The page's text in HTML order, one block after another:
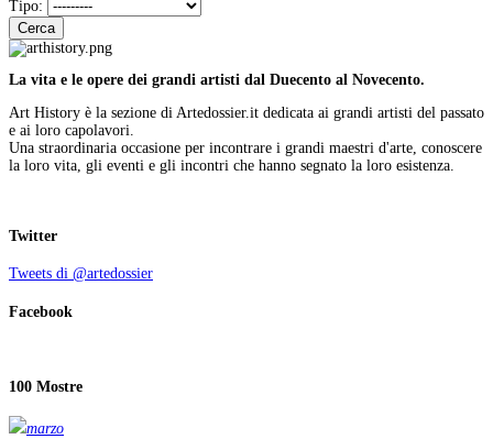
Tipo:
Cerca
La vita e le opere dei grandi artisti dal Duecento al Novecento.
Art History è la sezione di Artedossier.it dedicata ai grandi artisti del passato
e ai loro capolavori.
Una straordinaria occasione per incontrare i grandi maestri d'arte, conoscere
la loro vita, gli eventi e gli incontri che hanno segnato la loro esistenza.
Twitter
Tweets di @artedossier
Facebook
100 Mostre
marzo